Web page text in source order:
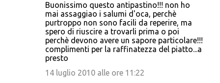
Buonissimo questo antipastino!!! non ho
mai assaggiao i salumi d'oca, perchè
purtroppo non sono facili da reperire, ma
spero di riuscire a trovarli prima o poi
perchè devono avere un sapore particolare!!!
complimenti per la raffinatezza del piatto...a
presto
14 luglio 2010 alle ore 11:22